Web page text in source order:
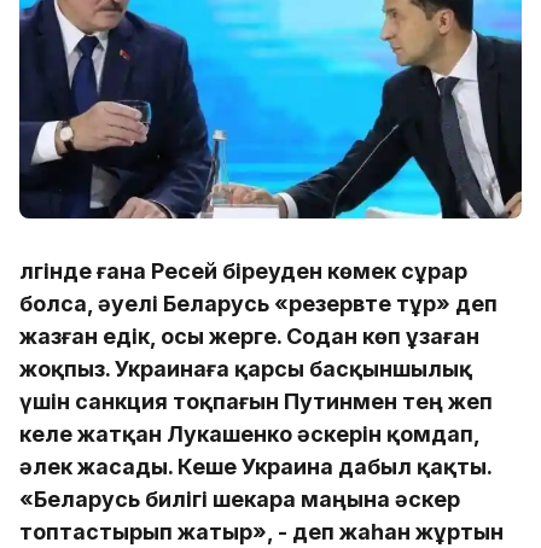
Әлгінде ғана Ресей біреуден көмек сұрар
болса, әуелі Беларусь «резервте тұр» деп
жазған едік, осы жерге. Содан көп ұзаған
жоқпыз. Украинаға қарсы басқыншылық
үшін санкция тоқпағын Путинмен тең жеп
келе жатқан Лукашенко әскерін қомдап,
әлек жасады. Кеше Украина дабыл қақты.
«Беларусь билігі шекара маңына әскер
топтастырып жатыр», - деп жаһан жұртын